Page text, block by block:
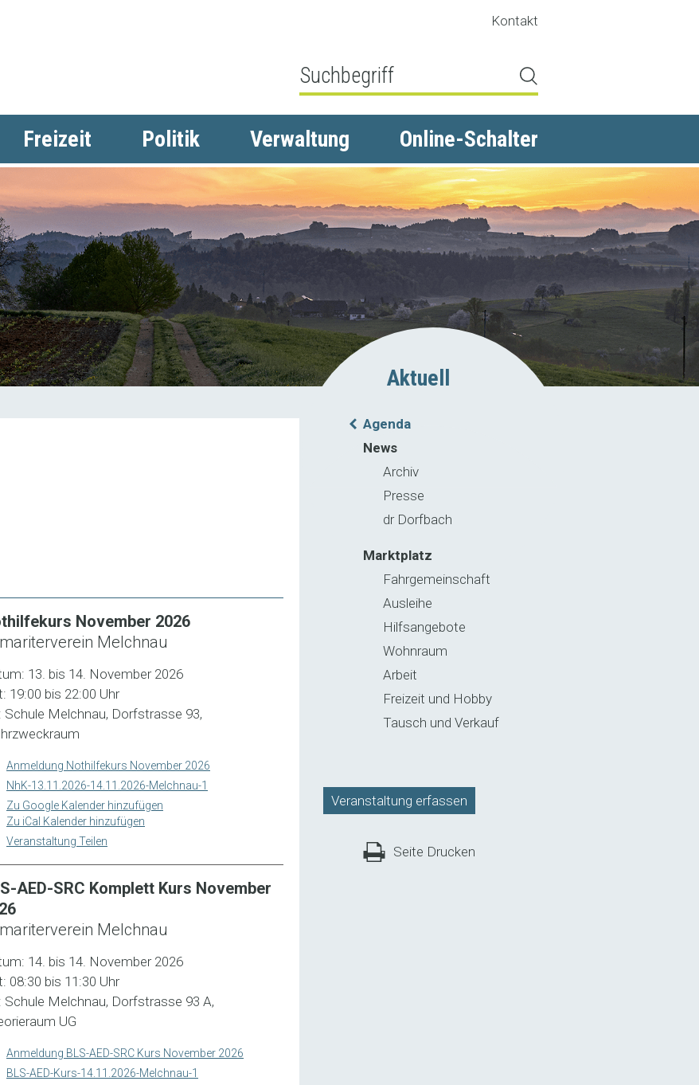
Kontakt
Freizeit Politik Verwaltung Online-Schalter
Aktuell
Agenda
News
Archiv
Presse
dr Dorfbach
Marktplatz
Fahrgemeinschaft
Ausleihe
Hilfsangebote
Wohnraum
Arbeit
Freizeit und Hobby
Tausch und Verkauf
Veranstaltung erfassen
Seite Drucken
November 2026
Melchnau
13. bis 14. November 2026
19:00 bis 22:00 Uhr
Schule Melchnau, Dorfstrasse 93,
Anmeldung Nothilfekurs November 2026
NhK-13.11.2026-14.11.2026-Melchnau-1
Zu Google Kalender hinzufügen
Zu iCal Kalender hinzufügen
Veranstaltung Teilen
AED-SRC Komplett Kurs November
Melchnau
14. bis 14. November 2026
08:30 bis 11:30 Uhr
Schule Melchnau, Dorfstrasse 93 A,
UG
Anmeldung BLS-AED-SRC Kurs November 2026
BLS-AED-Kurs-14.11.2026-Melchnau-1